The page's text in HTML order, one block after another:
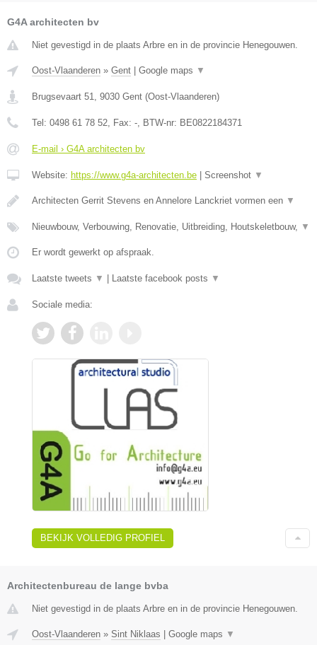
G4A architecten bv
Niet gevestigd in de plaats Arbre en in de provincie Henegouwen.
Oost-Vlaanderen » Gent Google maps ▼
Brugsevaart 51 9030 Gent (Oost-Vlaanderen)
Tel: 0498 61 78 52 , Fax: - , BTW-nr: BE0822184371
E-mail › G4A architecten bv
Website: https://www.g4a-architecten.be Screenshot ▼
Architecten Gerrit Stevens en Annelore Lanckriet vormen een ▼
Nieuwbouw, Verbouwing, Renovatie, Uitbreiding, Houtskeletbouw, ▼
Er wordt gewerkt op afspraak.
Laatste tweets ▼ Laatste facebook posts ▼
Sociale media:
BEKIJK VOLLEDIG PROFIEL
Architectenbureau de lange bvba
Niet gevestigd in de plaats Arbre en in de provincie Henegouwen.
Oost-Vlaanderen » Sint Niklaas Google maps ▼